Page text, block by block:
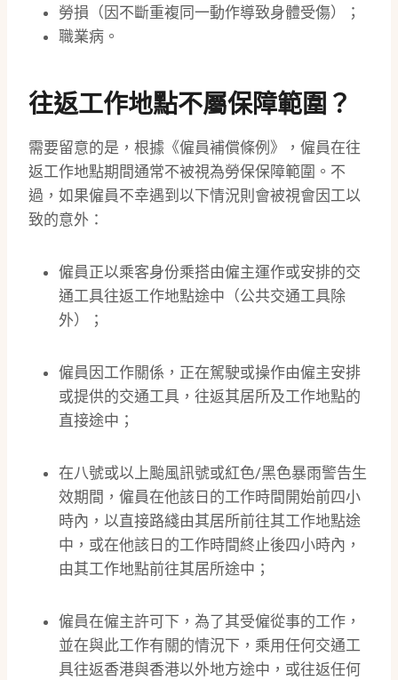
勞損（因不斷重複同一動作導致身體受傷）；
職業病。
往返工作地點不屬保障範圍？
需要留意的是，根據《僱員補償條例》，僱員在往
返工作地點期間通常不被視為勞保保障範圍。不
過，如果僱員不幸遇到以下情況則會被視會因工以
致的意外：
僱員正以乘客身份乘搭由僱主運作或安排的交
通工具往返工作地點途中（公共交通工具除
外）；
僱員因工作關係，正在駕駛或操作由僱主安排
或提供的交通工具，往返其居所及工作地點的
直接途中；
在八號或以上颱風訊號或紅色/黑色暴雨警告生
效期間，僱員在他該日的工作時間開始前四小
時內，以直接路綫由其居所前往其工作地點途
中，或在他該日的工作時間終止後四小時內，
由其工作地點前往其居所途中；
僱員在僱主許可下，為了其受僱從事的工作，
並在與此工作有關的情況下，乘用任何交通工
具往返香港與香港以外地方途中，或往返任何